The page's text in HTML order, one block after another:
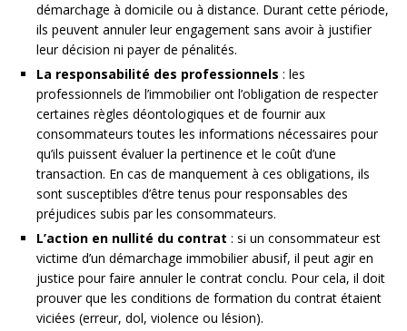
démarchage à domicile ou à distance. Durant cette période,
ils peuvent annuler leur engagement sans avoir à justifier
leur décision ni payer de pénalités.
La responsabilité des professionnels : les
professionnels de l’immobilier ont l’obligation de respecter
certaines règles déontologiques et de fournir aux
consommateurs toutes les informations nécessaires pour
qu’ils puissent évaluer la pertinence et le coût d’une
transaction. En cas de manquement à ces obligations, ils
sont susceptibles d’être tenus pour responsables des
préjudices subis par les consommateurs.
L’action en nullité du contrat : si un consommateur est
victime d’un démarchage immobilier abusif, il peut agir en
justice pour faire annuler le contrat conclu. Pour cela, il doit
prouver que les conditions de formation du contrat étaient
viciées (erreur, dol, violence ou lésion).